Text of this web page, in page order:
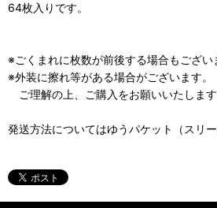
64枚入りです。
※ごくまれに枚数が前後する場合もござい
※外装に擦れ等がある場合がございます。
ご理解の上、ご購入をお願いいたします
発送方法についてはゆうパケット（スリ